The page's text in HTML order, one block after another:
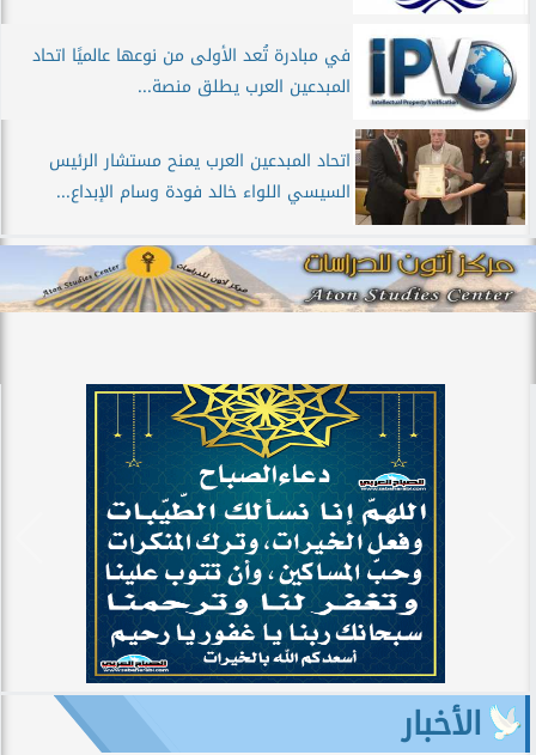
في مبادرة تُعد الأولى من نوعها عالميًا اتحاد
المبدعين العرب يطلق منصة...
اتحاد المبدعين العرب يمنح مستشار الرئيس
السيسي اللواء خالد فودة وسام الإبداع...
الأخبار